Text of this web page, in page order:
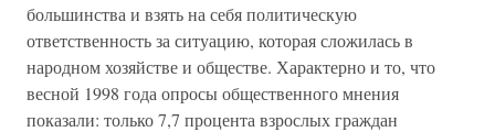
большинства и взять на себя политическую
ответственность за ситуацию, которая сложилась в
народном хозяйстве и обществе. Характерно и то, что
весной 1998 года опросы общественного мнения
показали: только 7,7 процента взрослых граждан